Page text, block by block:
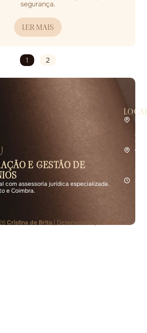
segurança.
LER MAIS
1 2
E GESTÃO DE
com assessoria jurídica especializada.
e Coimbra.
2.º
Cristina de Brito| Desenvolvido porPING